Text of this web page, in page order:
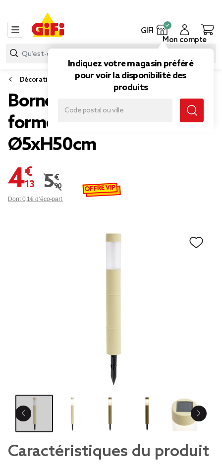
GIFI
Indiquez votre magasin préféré
pour voir la disponibilité des
produits
Mon compte
Décoration lumineuse extérieure
Borne solaire à planter
forme bambou
Ø5xH50cm
4,13 €
Prix remisé de 5,90 € à 4,13 €
5,90 €
Dont 0,1€ d’éco-part
OFFRE VIP
Caractéristiques du produit